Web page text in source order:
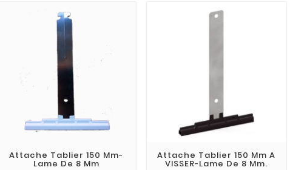
Attache Tablier 150 Mm-
Lame De 8 Mm
Attache Tablier 150 Mm A
VISSER-Lame De 8 Mm.